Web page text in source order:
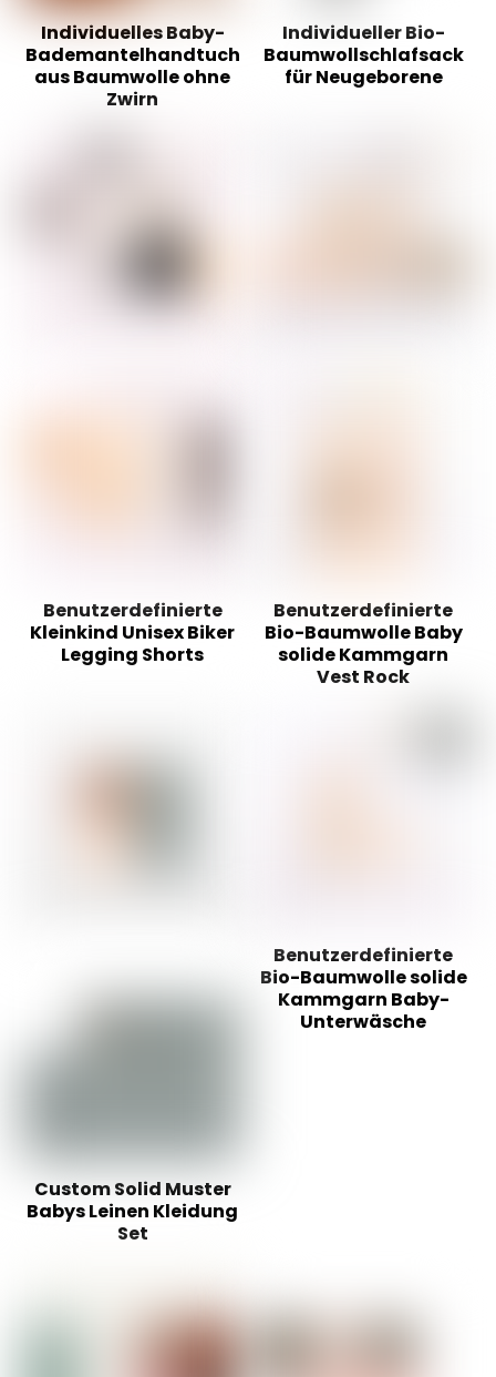
Individuelles Baby-
Bademantelhandtuch
aus Baumwolle ohne
Zwirn
Individueller Bio-
Baumwollschlafsack
für Neugeborene
Benutzerdefinierte
Kleinkind Unisex Biker
Legging Shorts
Benutzerdefinierte
Bio-Baumwolle Baby
solide Kammgarn
Vest Rock
Custom Solid Muster
Babys Leinen Kleidung
Set
Benutzerdefinierte
Bio-Baumwolle solide
Kammgarn Baby-
Unterwäsche